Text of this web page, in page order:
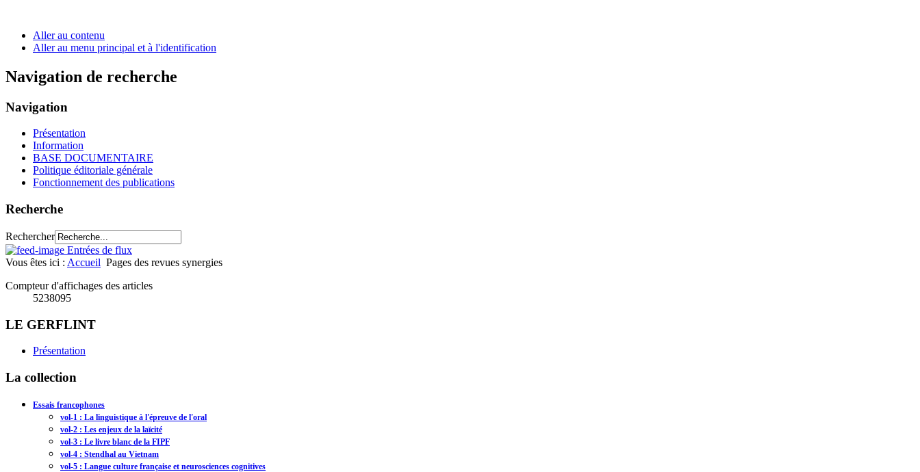
Aller au contenu
Aller au menu principal et à l'identification
Navigation de recherche
Navigation
Présentation
Information
BASE DOCUMENTAIRE
Politique éditoriale générale
Fonctionnement des publications
Recherche
Rechercher
Entrées de flux
Vous êtes ici : Accueil Pages des revues synergies
Compteur d'affichages des articles
5238095
LE GERFLINT
Présentation
La collection
Essais francophones
vol-1 : La linguistique à l'épreuve de l'oral
vol-2 : Les enjeux de la laïcité
vol-3 : Le livre blanc de la FIPF
vol-4 : Stendhal au Vietnam
vol-5 : Langue culture française et neurosciences cognitives